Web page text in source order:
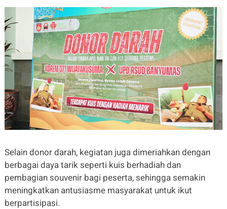
Selain donor darah, kegiatan juga dimeriahkan dengan
berbagai daya tarik seperti kuis berhadiah dan
pembagian souvenir bagi peserta, sehingga semakin
meningkatkan antusiasme masyarakat untuk ikut
berpartisipasi.